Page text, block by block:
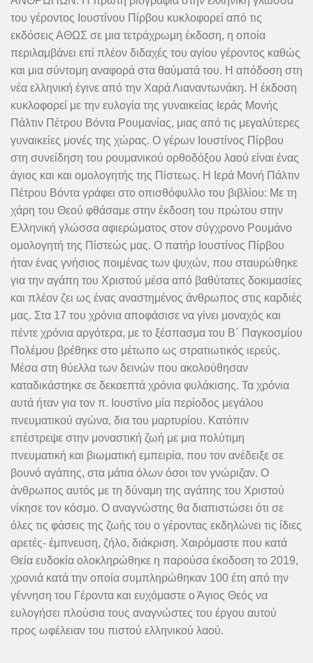
του γέροντος Ιουστίνου Πίρβου κυκλοφορεί από τις
εκδόσεις ΑΘΩΣ σε μια τετράχρωμη έκδοση, η οποία
περιλαμβάνει επί πλέον διδαχές του αγίου γέροντος καθώς
και μια σύντομη αναφορά στα θαύματά του. Η απόδοση στη
νέα ελληνική έγινε από την Χαρά Λιαναντωνάκη. Η έκδοση
κυκλοφορεί με την ευλογία της γυναικείας Ιεράς Μονής
Πάλτιν Πέτρου Βόντα Ρουμανίας, μιας από τις μεγαλύτερες
γυναικείες μονές της χώρας. Ο γέρων Ιουστίνος Πίρβου
στη συνείδηση του ρουμανικού ορθοδόξου λαού είναι ένας
άγιος και και ομολογητής της Πίστεως. Η Ιερά Μονή Πάλτιν
Πέτρου Βόντα γράφει στο οπισθόφυλλο του βιβλίου: Με τη
χάρη του Θεού φθάσαμε στην έκδοση του πρώτου στην
Ελληνική γλώσσα αφιερώματος στον σύγχρονο Ρουμάνο
ομολογητή της Πίστεώς μας. Ο πατήρ Ιουστίνος Πίρβου
ήταν ένας γνήσιος ποιμένας των ψυχών, που σταυρώθηκε
για την αγάπη του Χριστού μέσα από βαθύτατες δοκιμασίες
και πλέον ζει ως ένας αναστημένος άνθρωπος στις καρδιές
μας. Στα 17 του χρόνια αποφάσισε να γίνει μοναχός και
πέντε χρόνια αργότερα, με το ξέσπασμα του Β΄ Παγκοσμίου
Πολέμου βρέθηκε στο μέτωπο ως στρατιωτικός ιερεύς.
Μέσα στη θύελλα των δεινών που ακολούθησαν
καταδικάστηκε σε δεκαεπτά χρόνια φυλάκισης. Τα χρόνια
αυτά ήταν για τον π. Ιουστίνο μία περίοδος μεγάλου
πνευματικού αγώνα, δια του μαρτυρίου. Κατόπιν
επέστρεψε στην μοναστική ζωή με μια πολύτιμη
πνευματική και βιωματική εμπειρία, που τον ανέδειξε σε
βουνό αγάπης, στα μάτια όλων όσοι τον γνώριζαν. Ο
άνθρωπος αυτός με τη δύναμη της αγάπης του Χριστού
νίκησε τον κόσμο. Ο αναγνώστης θα διαπιστώσει ότι σε
όλες τις φάσεις της ζωής του ο γέροντας εκδηλώνει τις ίδιες
αρετές- έμπνευση, ζήλο, διάκριση. Xαιρόμαστε που κατά
Θεία ευδοκία ολοκληρώθηκε η παρούσα έκοδοση το 2019,
χρονιά κατά την οποία συμπληρώθηκαν 100 έτη από την
γέννηση του Γέροντα και ευχόμαστε ο Άγιος Θεός να
ευλογήσει πλούσια τους αναγνώστες του έργου αυτού
προς ωφέλειαν του πιστού ελληνικού λαού.